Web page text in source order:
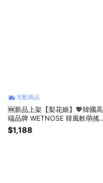
宅配商品
🆕新品上架【梨花娘】💖韓國高
端品牌 WETNOSE 韓風軟萌搖
粒絨 ‧ 傲嬌小橘子寵物帽 🍊 (手
工製作，等待期約10~15天)
$1,188